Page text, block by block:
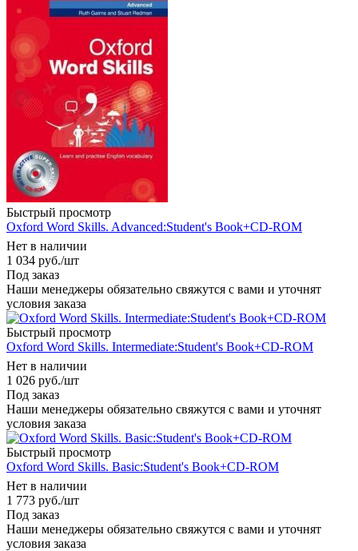
Быстрый просмотр
Oxford Word Skills. Advanced:Student's Book+CD-ROM
Нет в наличии
1 034 руб./шт
Под заказ
Наши менеджеры обязательно свяжутся с вами и уточнят
условия заказа
Быстрый просмотр
Oxford Word Skills. Intermediate:Student's Book+CD-ROM
Нет в наличии
1 026 руб./шт
Под заказ
Наши менеджеры обязательно свяжутся с вами и уточнят
условия заказа
Быстрый просмотр
Oxford Word Skills. Basic:Student's Book+CD-ROM
Нет в наличии
1 773 руб./шт
Под заказ
Наши менеджеры обязательно свяжутся с вами и уточнят
условия заказа